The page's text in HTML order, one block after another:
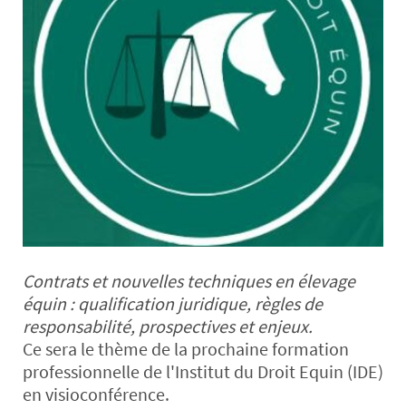
Contrats et nouvelles techniques en élevage
équin : qualification juridique, règles de
responsabilité, prospectives et enjeux.
Ce sera le thème de la prochaine formation
professionnelle de l'Institut du Droit Equin (IDE)
en visioconférence.